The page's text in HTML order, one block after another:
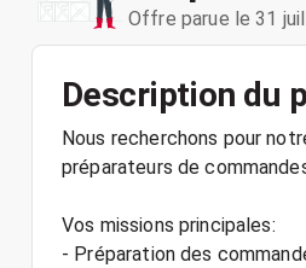
Offre parue le 31
Description du
Nous recherchons pour
préparateurs de
Vos missions principales:
- Préparation des